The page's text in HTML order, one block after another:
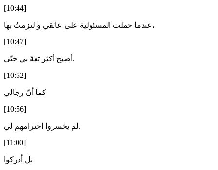
[10:44]
عندما حملت المسئولية على عاتقي والتزمتُ بها،
[10:47]
أصبح أكثر ثقةً بي حتّى.
[10:52]
كما أنّ رجالي
[10:56]
لم يخسروا احترامهم لي.
[11:00]
بل أدركوا